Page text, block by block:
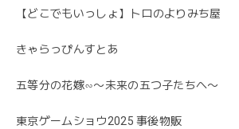
【どこでもいっしょ】トロのよりみち屋
きゃらっぴんすとあ
五等分の花嫁∽〜未来の五つ子たちへ〜
東京ゲームショウ2025 事後物販